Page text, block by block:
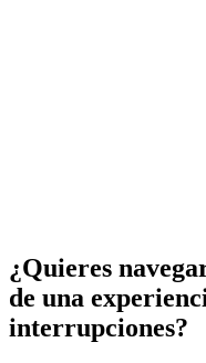
¿Quieres
de una
interrupciones?